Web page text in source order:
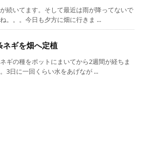
続いてます。そして最近は雨が降ってないで
。。。今日も夕方に畑に行きま ...
ネギを畑へ定植
ギの種をポットにまいてから2週間が経ちま
3日に一回くらい水をあげなが ...